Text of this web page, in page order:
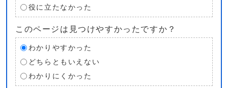
役に立たなかった
このページは見つけやすかったですか？
わかりやすかった
どちらともいえない
わかりにくかった